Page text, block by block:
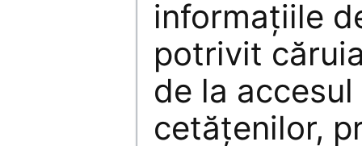
informațiile
potrivit
de la
cetățenilor,